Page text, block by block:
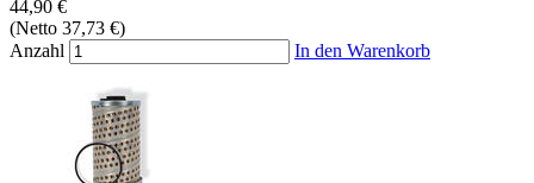
44,90 €
(Netto 37,73 €)
Anzahl
In den Warenkorb